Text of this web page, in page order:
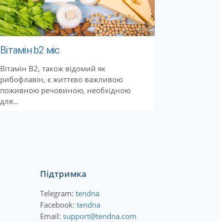
Вітамін b2 міс
Вітамін В2, також відомий як
рибофлавін, є життєво важливою
поживною речовиною, необхідною
для...
Підтримка
Telegram: tendna
Facebook: tendna
Email: support@tendna.com